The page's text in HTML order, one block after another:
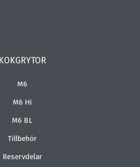
KOKGRYTOR
M6
M6 Hi
M6 BL
Tillbehör
Reservdelar